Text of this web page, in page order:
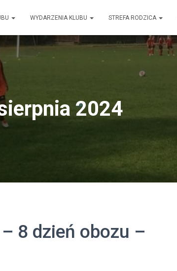
WYDARZENIA KLUBU STREFA RODZICA
2024
8 dzień obozu –